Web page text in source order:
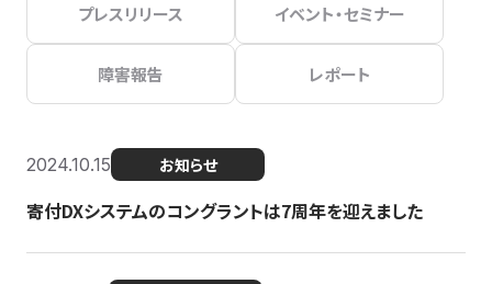
プレスリリース イベント・セミナー
障害報告 レポート
2024.10.15 お知らせ
寄付DXシステムのコングラントは7周年を迎えました